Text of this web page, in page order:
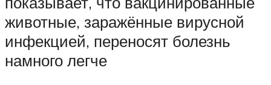
животные, заражённые вирусной
инфекцией, переносят болезнь
намного легче